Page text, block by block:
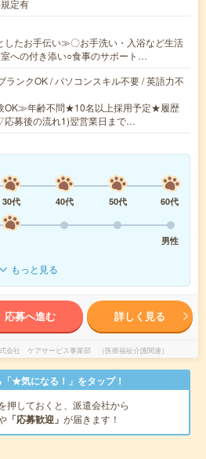
定有
たお手伝い≫〇お手洗い・入浴など生活
への付き添い○食事のサポート…
ランクOK / パソコンスキル不要 / 英語力不
OK≫年齢不問★10名以上採用予定★履歴
募後の流れ1)翌営業日まで…
30代 40代 50代
60代
男性
もっと見る
応募へ進む 詳しく見る
会社 ケアサービス事業部 （医療福祉介護関連）
★気になる！」をタップ！
押しておくと、派遣会社から
「応募歓迎」 が届きます！